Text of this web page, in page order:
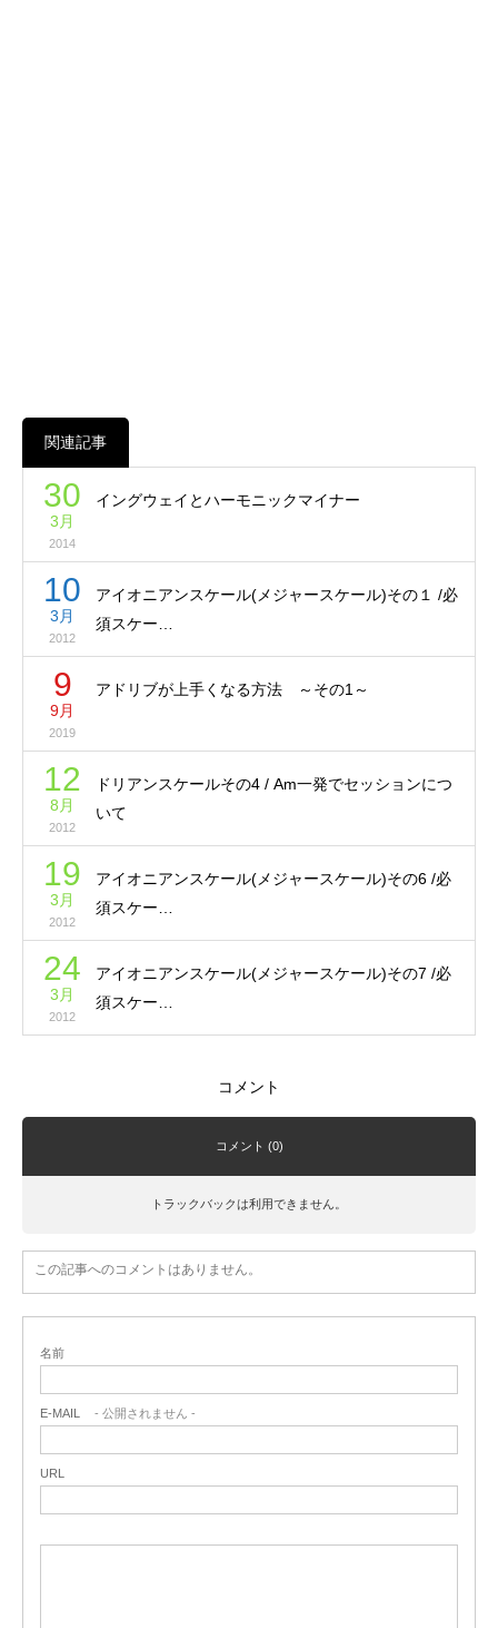
関連記事
30
3月
2014
イングウェイとハーモニックマイナー
10
3月
2012
アイオニアンスケール(メジャースケール)その１ /必
須スケー…
9
9月
2019
アドリブが上手くなる方法 ～その1～
12
8月
2012
ドリアンスケールその4 / Am一発でセッションにつ
いて
19
3月
2012
アイオニアンスケール(メジャースケール)その6 /必
須スケー…
24
3月
2012
アイオニアンスケール(メジャースケール)その7 /必
須スケー…
コメント
コメント (0)
トラックバックは利用できません。
この記事へのコメントはありません。
名前
E-MAIL - 公開されません -
URL